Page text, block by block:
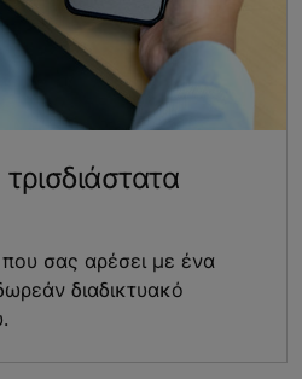
σας αρέσει με ένα
διαδικτυακό